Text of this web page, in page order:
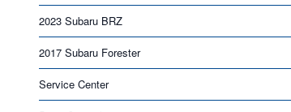
2023 Subaru BRZ
2017 Subaru Forester
Service Center